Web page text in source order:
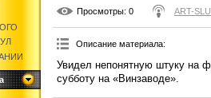
Просмотры: 0 ART-
Описание материала:
Увидел непонятную штуку на
субботу на «Винзаводе».